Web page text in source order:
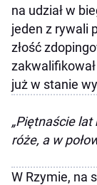
na udział w
jeden z rywali
złość
już w stanie
„Piętnaście
róże, a w
W Rzymie, na